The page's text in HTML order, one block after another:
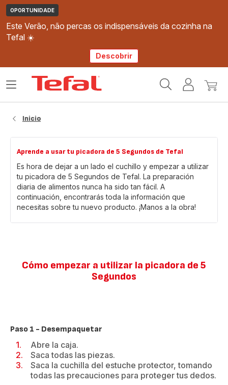
OPORTUNIDADE
Este Verão, não percas os indispensáveis da cozinha na
Tefal ☀️
Descobrir
Tefal
O
Abrir
Inicio
Aprende a usar tu picadora de 5 Segundos de Tefal
Es hora de dejar a un lado el cuchillo y empezar a utilizar
tu picadora de 5 Segundos de Tefal. La preparación
diaria de alimentos nunca ha sido tan fácil. A
continuación, encontrarás toda la información que
necesitas sobre tu nuevo producto. ¡Manos a la obra!
Cómo empezar a utilizar la picadora de 5
Segundos
Paso 1 - Desempaquetar
Abre la caja.
Saca todas las piezas.
Saca la cuchilla del estuche protector, tomando
todas las precauciones para proteger tus dedos.